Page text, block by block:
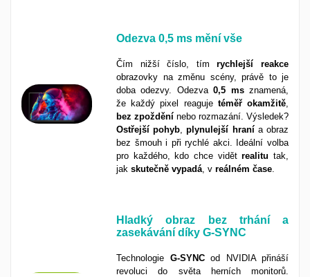
Odezva 0,5 ms mění vše
Čím nižší číslo, tímrychlejší
reakce
obrazovky na změnu scény, právě to je
doba odezvy. Odezva0,5 msznamená,
že každý pixel reaguje téměř okamžitě
bez zpoždění nebo rozmazání. Výsledek?
Ostřejší pohyb ,plynulejší hranía obraz
bez šmouh i při rychlé akci. Ideální volba
pro každého, kdo chce vidětrealitu tak,
jak skutečně vypadá , v reálném čase
Hladký obraz bez trhání a
zasekávání díky G-SYNC
Technologie G-SYNCod NVIDIA přináší
revoluci do světa herních monitorů.